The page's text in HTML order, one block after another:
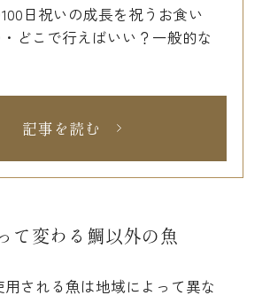
日祝いの成長を祝うお食い
どこで行えばいい？一般的な
記事を読む
て変わる鯛以外の魚
される魚は地域によって異な